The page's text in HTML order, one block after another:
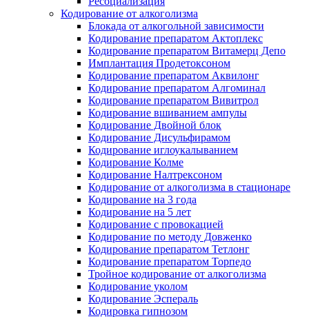
Кодирование от алкоголизма
Блокада от алкогольной зависимости
Кодирование препаратом Актоплекс
Кодирование препаратом Витамерц Депо
Имплантация Продетоксоном
Кодирование препаратом Аквилонг
Кодирование препаратом Алгоминал
Кодирование препаратом Вивитрол
Кодирование вшиванием ампулы
Кодирование Двойной блок
Кодирование Дисульфирамом
Кодирование иглоукалыванием
Кодирование Колме
Кодирование Налтрексоном
Кодирование от алкоголизма в стационаре
Кодирование на 3 года
Кодирование на 5 лет
Кодирование с провокацией
Кодирование по методу Довженко
Кодирование препаратом Тетлонг
Кодирование препаратом Торпедо
Тройное кодирование от алкоголизма
Кодирование уколом
Кодирование Эспераль
Кодировка гипнозом